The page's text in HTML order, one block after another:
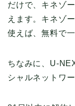
だけで、キネゾ
えます。キネゾ
使えば、無料で
ちなみに、U-
シャルネットワ